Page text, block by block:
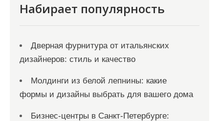
Набирает популярность
Дверная фурнитура от итальянских
дизайнеров: стиль и качество
Молдинги из белой лепнины: какие
формы и дизайны выбрать для вашего дома
Бизнес-центры в Санкт-Петербурге: